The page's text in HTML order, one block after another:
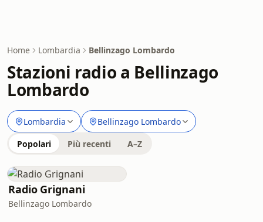
Home Lombardia Bellinzago Lombardo
Stazioni radio a Bellinzago
Lombardo
Lombardia Bellinzago Lombardo
Popolari Più recenti A–Z
Radio Grignani
Bellinzago Lombardo